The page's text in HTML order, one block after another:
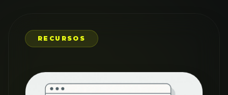
RECURSOS